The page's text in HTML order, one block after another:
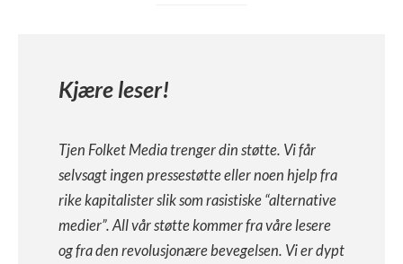
Kjære leser!
Tjen Folket Media trenger din støtte. Vi får
selvsagt ingen pressestøtte eller noen hjelp fra
rike kapitalister slik som rasistiske “alternative
medier”. All vår støtte kommer fra våre lesere
og fra den revolusjonære bevegelsen. Vi er dypt